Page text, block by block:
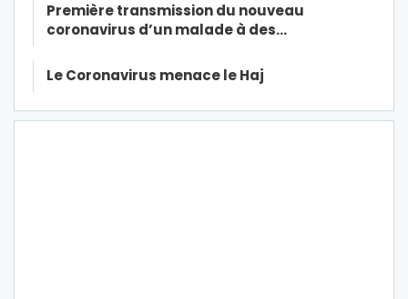
Première transmission du nouveau
coronavirus d’un malade à des…
Le Coronavirus menace le Haj